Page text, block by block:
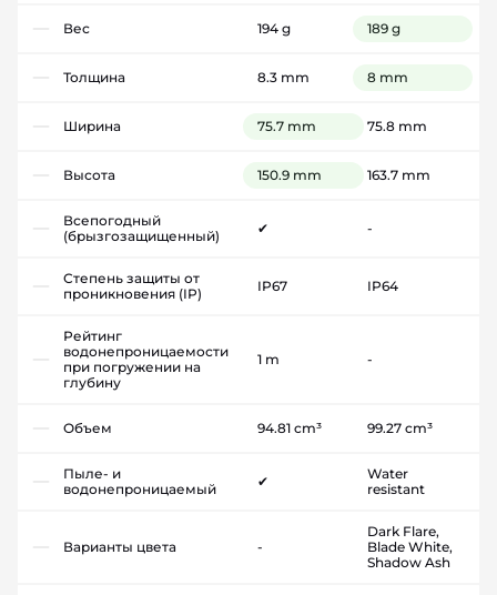
Вес 194 g 189 g
Толщина 8.3 mm 8 mm
Ширина 75.7 mm 75.8 mm
Высота 150.9 mm 163.7 mm
Всепогодный
(брызгозащищенный)
✔ -
Степень защиты от
проникновения (IP)
IP67 IP64
Рейтинг
водонепроницаемости
при погружении на
глубину
1 m -
Объем 94.81 cm³ 99.27 cm³
Пыле- и
водонепроницаемый
✔
Water
resistant
Варианты цвета -
Dark Flare,
Blade White,
Shadow Ash